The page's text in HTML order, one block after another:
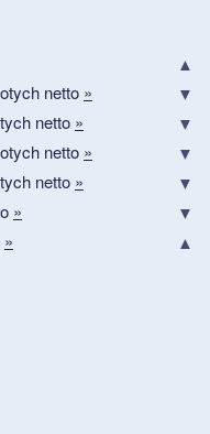
netto »
netto »
netto »
netto »
»
»